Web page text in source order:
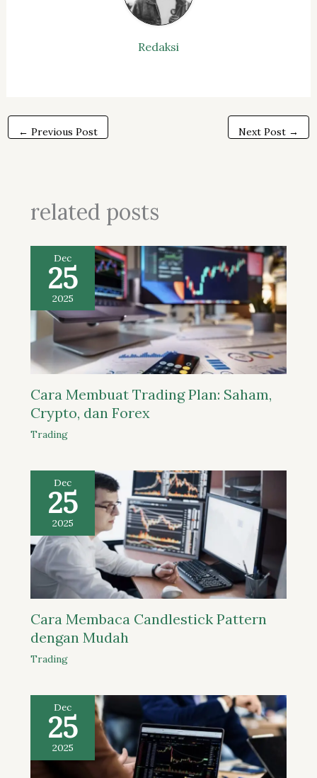
Redaksi
← Previous Post Next Post →
related posts
Dec
25
2025
Cara Membuat Trading Plan: Saham,
Crypto, dan Forex
Trading
Dec
25
2025
Cara Membaca Candlestick Pattern
dengan Mudah
Trading
Dec
25
2025